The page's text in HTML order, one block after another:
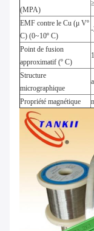
(MPA)
EMF contre le Cu (μ Vº
C) (0~10º C)
Point de fusion
approximatif (º C)
Structure
micrographique
Propriété magnétique